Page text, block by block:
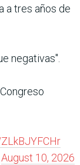
a tres años de
negativas".
August 10, 2026